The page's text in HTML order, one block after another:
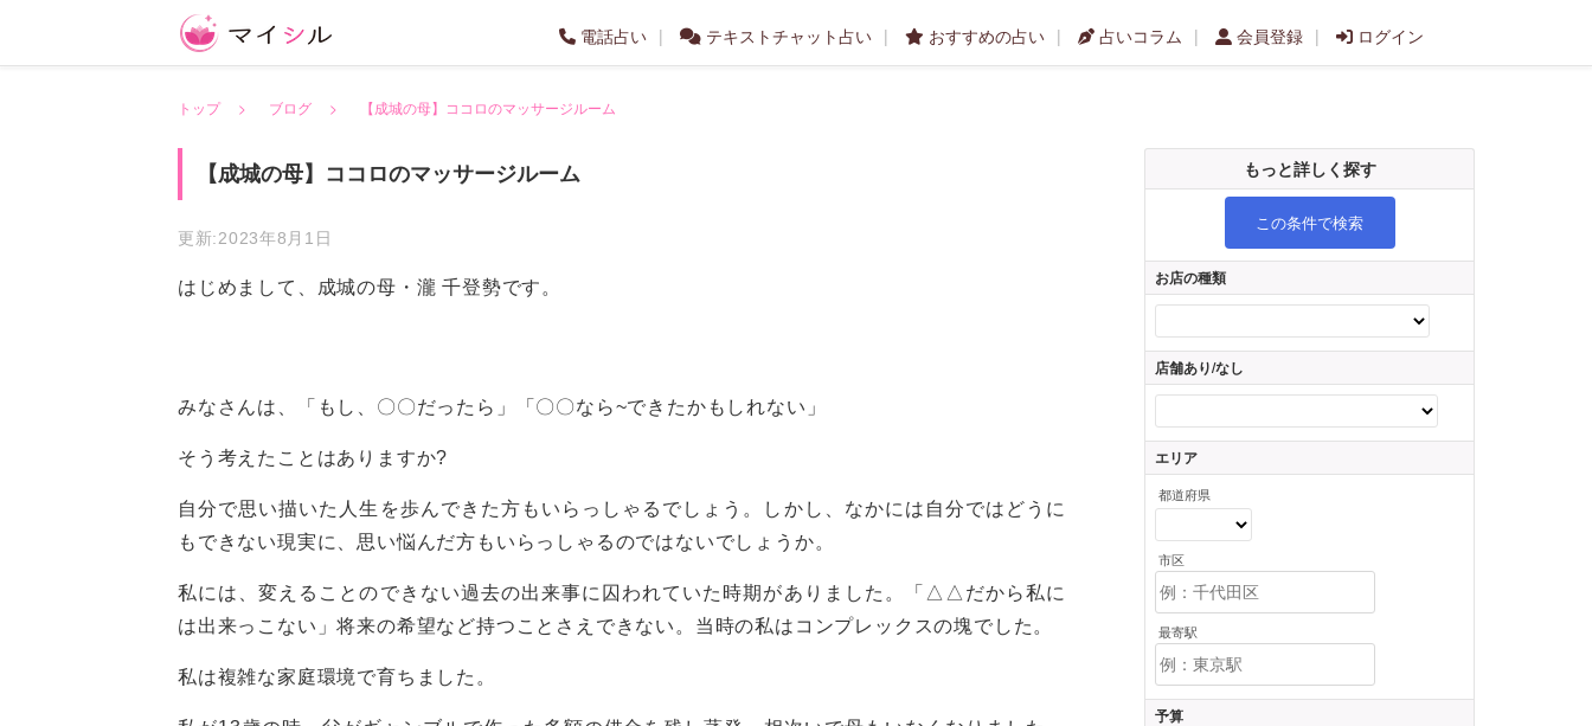
電話占い テキストチャット占い おすすめの占い 占いコラム 会員登録 ログイン
トップ ブログ 【成城の母】ココロのマッサージルーム
【成城の母】ココロのマッサージルーム
更新:2023年8月1日
はじめまして、成城の母・瀧 千登勢です。
みなさんは、「もし、〇〇だったら」「〇〇なら~できたかもしれない」
そう考えたことはありますか?
自分で思い描いた人生を歩んできた方もいらっしゃるでしょう。しかし、なかには自分ではどうに
もできない現実に、思い悩んだ方もいらっしゃるのではないでしょうか。
私には、変えることのできない過去の出来事に囚われていた時期がありました。「△△だから私に
は出来っこない」将来の希望など持つことさえできない。当時の私はコンプレックスの塊でした。
私は複雑な家庭環境で育ちました。
もっと詳しく探す
この条件で検索
お店の種類
店舗あり/なし
エリア
都道府県
市区
最寄駅
予算